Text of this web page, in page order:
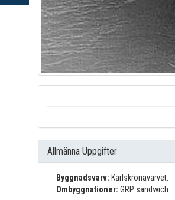
Allmänna Uppgifter
Byggnadsvarv: Karlskronavarvet.
Ombyggnationer: GRP sandwich